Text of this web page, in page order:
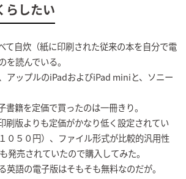
らしたい
て自炊（紙に印刷された従来の本を自分で電
読んでいる。
アップルのiPadおよびiPad miniと、ソニー
書籍を定価で買ったのは一冊きり。
刷版よりも定価がかなり低く設定されてい
０５０円）、ファイル形式が比較的汎用性
発売されていたので購入してみた。
英語の電子版はそもそも無料なのだが。